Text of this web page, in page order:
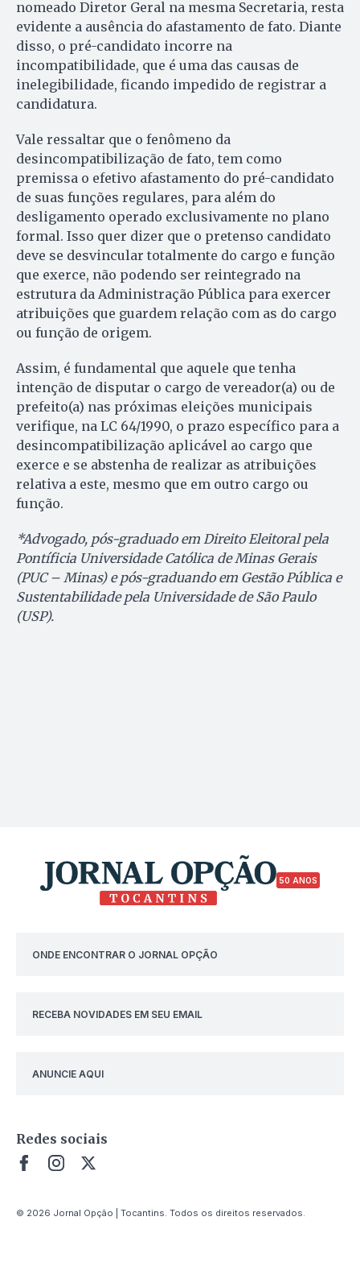
nomeado Diretor Geral na mesma Secretaria, resta
evidente a ausência do afastamento de fato. Diante
disso, o pré-candidato incorre na
incompatibilidade, que é uma das causas de
inelegibilidade, ficando impedido de registrar a
candidatura.
Vale ressaltar que o fenômeno da
desincompatibilização de fato, tem como
premissa o efetivo afastamento do pré-candidato
de suas funções regulares, para além do
desligamento operado exclusivamente no plano
formal. Isso quer dizer que o pretenso candidato
deve se desvincular totalmente do cargo e função
que exerce, não podendo ser reintegrado na
estrutura da Administração Pública para exercer
atribuições que guardem relação com as do cargo
ou função de origem.
Assim, é fundamental que aquele que tenha
intenção de disputar o cargo de vereador(a) ou de
prefeito(a) nas próximas eleições municipais
verifique, na LC 64/1990, o prazo específico para a
desincompatibilização aplicável ao cargo que
exerce e se abstenha de realizar as atribuições
relativa a este, mesmo que em outro cargo ou
função.
*Advogado, pós-graduado em Direito Eleitoral pela
Pontíficia Universidade Católica de Minas Gerais
(PUC – Minas) e pós-graduando em Gestão Pública e
Sustentabilidade pela Universidade de São Paulo
(USP).
50 ANOS
ONDE ENCONTRAR O JORNAL OPÇÃO
RECEBA NOVIDADES EM SEU EMAIL
ANUNCIE AQUI
Redes sociais
© 2026 Jornal Opção | Tocantins. Todos os direitos reservados.